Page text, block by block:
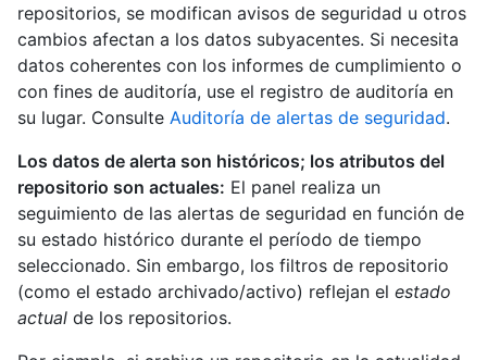
repositorios, se modifican avisos de seguridad u otros
cambios afectan a los datos subyacentes. Si necesita
datos coherentes con los informes de cumplimiento o
con fines de auditoría, use el registro de auditoría en
su lugar. Consulte Auditoría de alertas de seguridad.
Los datos de alerta son históricos; los atributos del
repositorio son actuales: El panel realiza un
seguimiento de las alertas de seguridad en función de
su estado histórico durante el período de tiempo
seleccionado. Sin embargo, los filtros de repositorio
(como el estado archivado/activo) reflejan el estado
actual de los repositorios.